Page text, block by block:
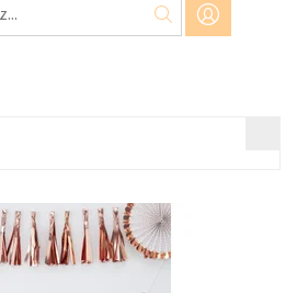
najlepšie ruzovo zlatej 1ks v